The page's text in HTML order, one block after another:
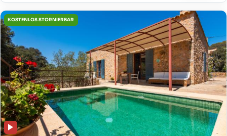
KOSTENLOS STORNIERBAR